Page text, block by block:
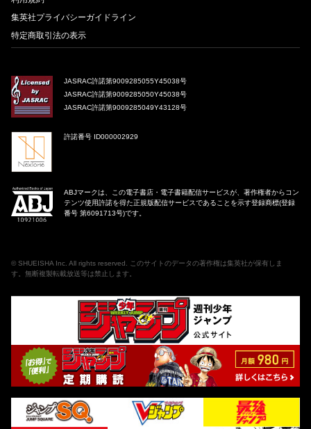
集英社プライバシーガイドライン
特定商取引法の表示
JASRAC許諾第9009285055Y45038号
JASRAC許諾第9009285050Y45038号
JASRAC許諾第9009285049Y43128号
許諾番号 ID000002929
ABJマークは、この電子書店・電子書籍配信サービスが、著作権者からコン
テンツ使用許諾を得た正規版配信サービスであることを示す登録商標(登録
番号 第6091713号)です。
© SHUEISHA Inc . All rights reserved. このサイトのデータの著作権は集英社が保有しま
す。無断複製転載放送等は禁止します。